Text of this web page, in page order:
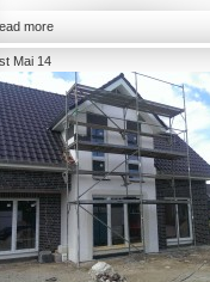
more
Mai 14